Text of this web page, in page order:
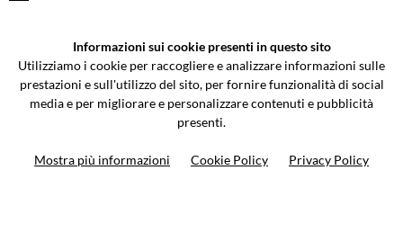
Via Galileo Galilei 5 | Verano Brianza (MB) 20843 | ITALY
0362-805407-info@valtermoto.com
Informazioni sui cookie presenti in questo sito
Utilizziamo i cookie per raccogliere e analizzare informazioni sulle
prestazioni e sull'utilizzo del sito, per fornire funzionalità di social
media e per migliorare e personalizzare contenuti e pubblicità
presenti.
Mostra più informazioni Cookie Policy Privacy Policy